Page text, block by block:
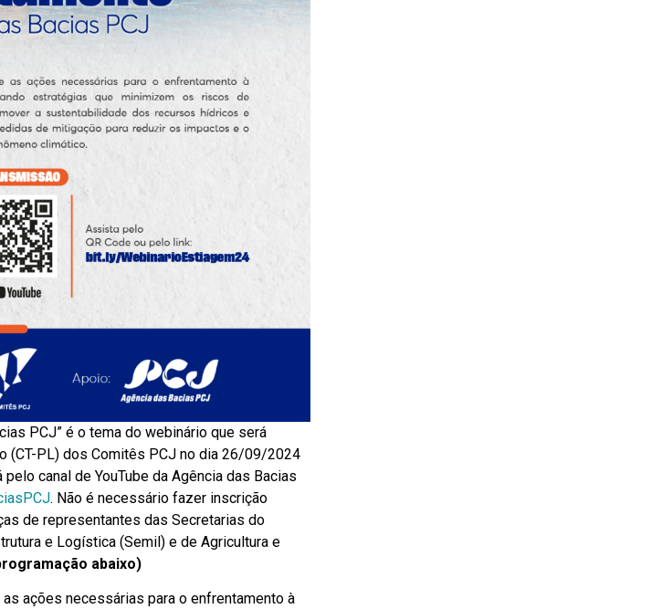
PCJ” é o tema do webinário que será
(CT-PL) dos Comitês PCJ no dia 26/09/2024
canal de YouTube da Agência das Bacias
. Não é necessário fazer inscrição
de representantes das Secretarias do
e Logística (Semil) e de Agricultura e
abaixo)
ações necessárias para o enfrentamento à